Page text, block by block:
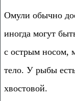
Омули обычно
иногда могут
с острым носом,
тело. У рыбы
хвостовой.